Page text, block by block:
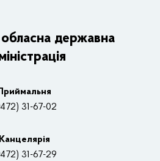
адміністрації
правові засади
державна
31-67-02
Канцелярiя
31-67-29